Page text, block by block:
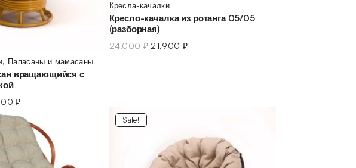
, Папасаны и мамасаны
вращающийся с
₽
Кресла-качалки
Кресло-качалка из ротанга 05/05
(разборная)
24,000₽ 21,900 ₽
Sale!